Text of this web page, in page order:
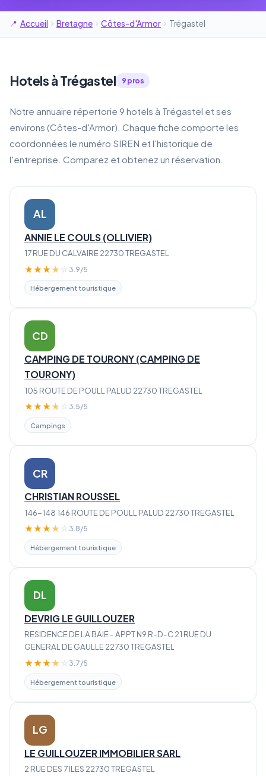
Accueil Bretagne Côtes-d'Armor Trégastel
Hotels à Trégastel 9 pros
Notre annuaire répertorie 9 hotels à Trégastel et ses
environs (Côtes-d'Armor). Chaque fiche comporte les
coordonnées le numéro SIREN et l'historique de
l'entreprise. Comparez et obtenez un réservation.
AL
ANNIE LE COULS (OLLIVIER)
17 RUE DU CALVAIRE 22730 TREGASTEL
★★★★ ☆ 3.9/5
Hébergement touristique
CD
CAMPING DE TOURONY (CAMPING DE
TOURONY)
105 ROUTE DE POULL PALUD 22730 TREGASTEL
★★★★ ☆ 3.5/5
Campings
CR
CHRISTIAN ROUSSEL
146-148 146 ROUTE DE POULL PALUD 22730 TREGASTEL
★★★★ ☆ 3.8/5
Hébergement touristique
DL
DEVRIG LE GUILLOUZER
RESIDENCE DE LA BAIE - APPT N9 R-D-C 21 RUE DU
GENERAL DE GAULLE 22730 TREGASTEL
★★★★ ☆ 3.7/5
Hébergement touristique
LG
LE GUILLOUZER IMMOBILIER SARL
2 RUE DES 7 ILES 22730 TREGASTEL